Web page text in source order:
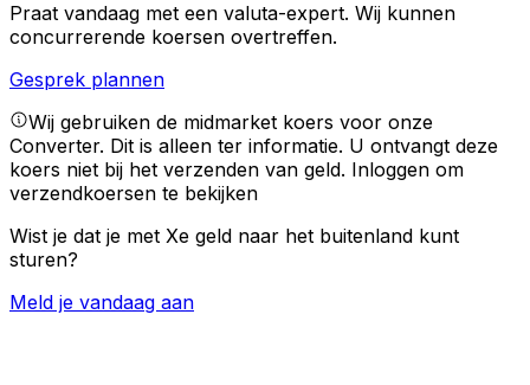
Praat vandaag met een valuta-expert. Wij kunnen
concurrerende koersen overtreffen.
Gesprek plannen
Wij gebruiken de midmarket koers voor onze
Converter. Dit is alleen ter informatie. U ontvangt deze
koers niet bij het verzenden van geld. Inloggen om
verzendkoersen te bekijken
Wist je dat je met Xe geld naar het buitenland kunt
sturen?
Meld je vandaag aan